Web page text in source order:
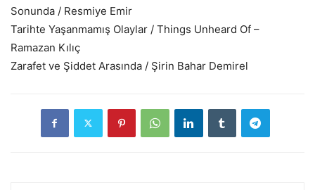
Sonunda / Resmiye Emir
Tarihte Yaşanmamış Olaylar / Things Unheard Of –
Ramazan Kılıç
Zarafet ve Şiddet Arasında / Şirin Bahar Demirel